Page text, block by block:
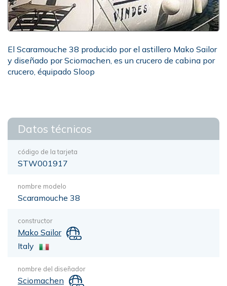
El Scaramouche 38 producido por el astillero Mako Sailor
y diseñado por Sciomachen, es un crucero de cabina por
crucero, équipado Sloop
Datos técnicos
código de la tarjeta
STW001917
nombre modelo
Scaramouche 38
constructor
Mako Sailor
Italy
nombre del diseñador
Sciomachen